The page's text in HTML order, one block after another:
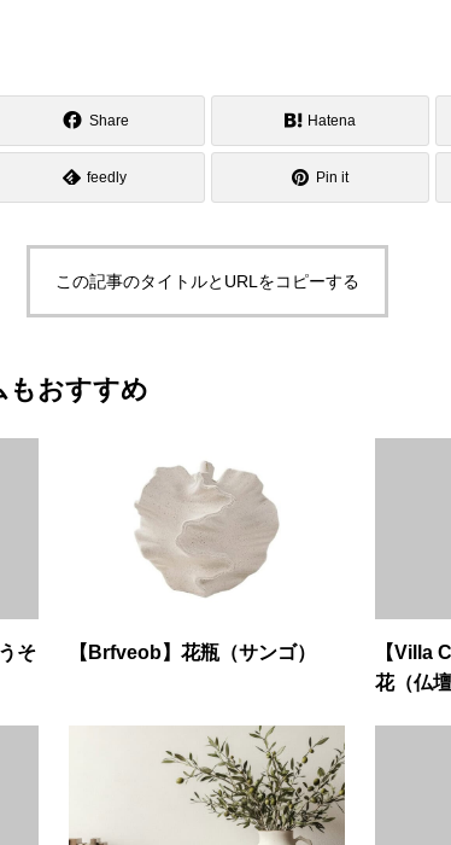
Share Hatena
feedly Pin it
この記事のタイトルとURLをコピーする
もおすすめ
そ
【Brfveob】花瓶（サンゴ）
【Villa
花（仏